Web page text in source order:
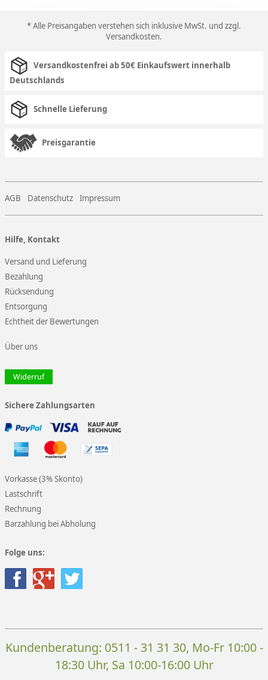
* Alle Preisangaben verstehen sich inklusive MwSt. und zzgl.
Versandkosten.
Versandkostenfrei ab 50€ Einkaufswert innerhalb
Deutschlands
Schnelle Lieferung
Preisgarantie
AGB Datenschutz Impressum
Hilfe, Kontakt
Versand und Lieferung
Bezahlung
Rücksendung
Entsorgung
Echtheit der Bewertungen
Über uns
Widerruf
Sichere Zahlungsarten
Vorkasse (3% Skonto)
Lastschrift
Rechnung
Barzahlung bei Abholung
Folge uns:
Kundenberatung: 0511 - 31 31 30, Mo-Fr 10:00 -
18:30 Uhr, Sa 10:00-16:00 Uhr